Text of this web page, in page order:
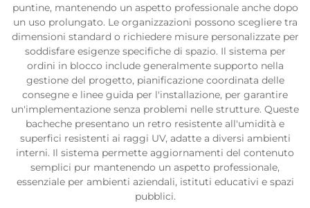
puntine, mantenendo un aspetto professionale anche dopo
un uso prolungato. Le organizzazioni possono scegliere tra
dimensioni standard o richiedere misure personalizzate per
soddisfare esigenze specifiche di spazio. Il sistema per
ordini in blocco include generalmente supporto nella
gestione del progetto, pianificazione coordinata delle
consegne e linee guida per l'installazione, per garantire
un'implementazione senza problemi nelle strutture. Queste
bacheche presentano un retro resistente all'umidità e
superfici resistenti ai raggi UV, adatte a diversi ambienti
interni. Il sistema permette aggiornamenti del contenuto
semplici pur mantenendo un aspetto professionale,
essenziale per ambienti aziendali, istituti educativi e spazi
pubblici.